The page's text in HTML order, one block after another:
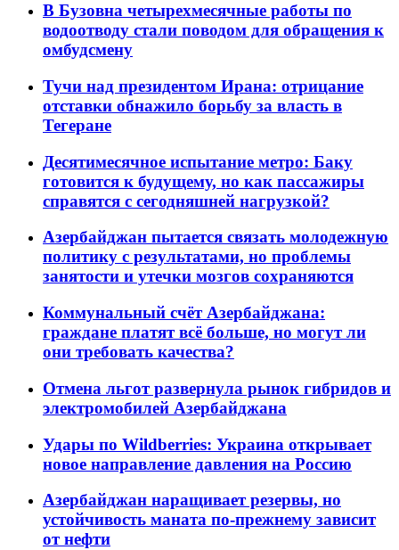
В Бузовна четырехмесячные работы по
водоотводу стали поводом для обращения к
омбудсмену
Тучи над президентом Ирана: отрицание
отставки обнажило борьбу за власть в
Тегеране
Десятимесячное испытание метро: Баку
готовится к будущему, но как пассажиры
справятся с сегодняшней нагрузкой?
Азербайджан пытается связать молодежную
политику с результатами, но проблемы
занятости и утечки мозгов сохраняются
Коммунальный счёт Азербайджана:
граждане платят всё больше, но могут ли
они требовать качества?
Отмена льгот развернула рынок гибридов и
электромобилей Азербайджана
Удары по Wildberries: Украина открывает
новое направление давления на Россию
Азербайджан наращивает резервы, но
устойчивость маната по-прежнему зависит
от нефти